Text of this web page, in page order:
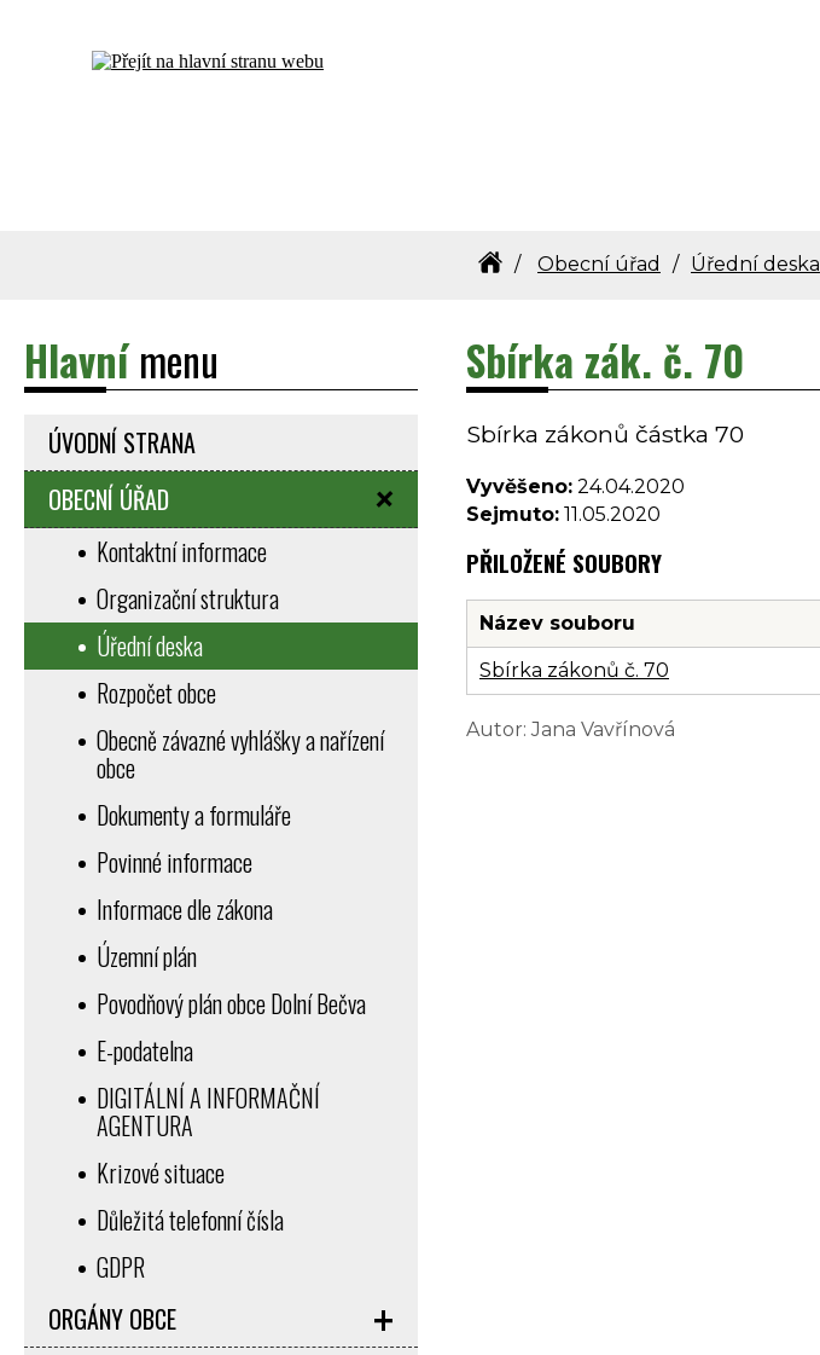
Dolní Bečva - oficiální stránky obce
Obecní úřad Úřední deska
Sbírka zák. č. 70
Sbírka zákonů částka 70
Vyvěšeno: 24.04.2020
Sejmuto: 11.05.2020
PŘILOŽENÉ SOUBORY
Název souboru
Sbírka zákonů č. 70
Autor: Jana Vavřínová
Hlavnímenu
ÚVODNÍ STRANA
OBECNÍ ÚŘAD
Kontaktní informace
Organizační struktura
Úřední deska
Rozpočet obce
Obecně závazné vyhlášky a nařízení
obce
Dokumenty a formuláře
Povinné informace
Informace dle zákona
Územní plán
Povodňový plán obce Dolní Bečva
E-podatelna
DIGITÁLNÍ A INFORMAČNÍ
AGENTURA
Krizové situace
Důležitá telefonní čísla
GDPR
ORGÁNY OBCE